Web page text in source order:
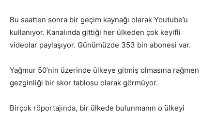
Bu saatten sonra bir geçim kaynağı olarak Youtube’u
kullanıyor. Kanalında gittiği her ülkeden çok keyifli
videolar paylaşıyor. Günümüzde 353 bin abonesi var.
Yağmur 50’nin üzerinde ülkeye gitmiş olmasına rağmen
gezginliği bir skor tablosu olarak görmüyor.
Birçok röportajında, bir ülkede bulunmanın o ülkeyi